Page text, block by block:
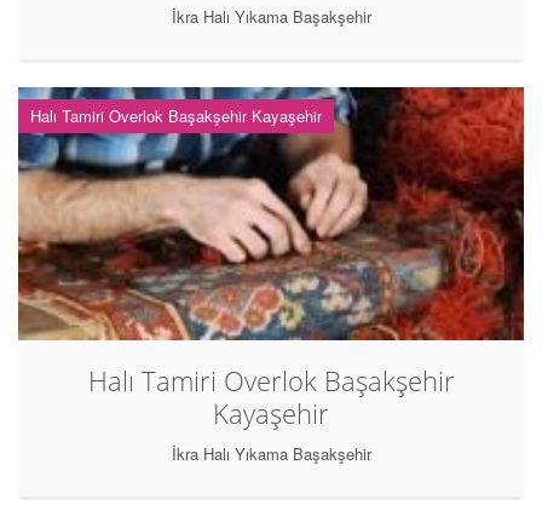
İkra Halı Yıkama Başakşehir
Halı Tamiri Overlok Başakşehir Kayaşehir
Halı Tamiri Overlok Başakşehir
Kayaşehir
İkra Halı Yıkama Başakşehir